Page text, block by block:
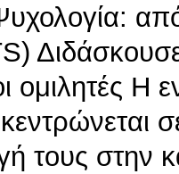
ομιλητές Η
τους στην